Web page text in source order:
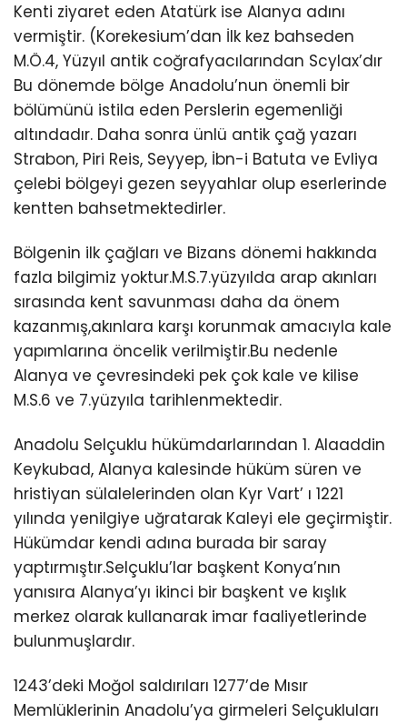
Kenti ziyaret eden Atatürk ise Alanya adını
vermiştir. (Korekesium’dan İlk kez bahseden
M.Ö.4, Yüzyıl antik coğrafyacılarından Scylax’dır
Bu dönemde bölge Anadolu’nun önemli bir
bölümünü istila eden Perslerin egemenliği
altındadır. Daha sonra ünlü antik çağ yazarı
Strabon, Piri Reis, Seyyep, İbn-i Batuta ve Evliya
çelebi bölgeyi gezen seyyahlar olup eserlerinde
kentten bahsetmektedirler.
Bölgenin ilk çağları ve Bizans dönemi hakkında
fazla bilgimiz yoktur.M.S.7.yüzyılda arap akınları
sırasında kent savunması daha da önem
kazanmış,akınlara karşı korunmak amacıyla kale
yapımlarına öncelik verilmiştir.Bu nedenle
Alanya ve çevresindeki pek çok kale ve kilise
M.S.6 ve 7.yüzyıla tarihlenmektedir.
Anadolu Selçuklu hükümdarlarından 1. Alaaddin
Keykubad, Alanya kalesinde hüküm süren ve
hristiyan sülalelerinden olan Kyr Vart’ ı 1221
yılında yenilgiye uğratarak Kaleyi ele geçirmiştir.
Hükümdar kendi adına burada bir saray
yaptırmıştır.Selçuklu’lar başkent Konya’nın
yanısıra Alanya’yı ikinci bir başkent ve kışlık
merkez olarak kullanarak imar faaliyetlerinde
bulunmuşlardır.
1243’deki Moğol saldırıları 1277’de Mısır
Memlüklerinin Anadolu’ya girmeleri Selçukluları